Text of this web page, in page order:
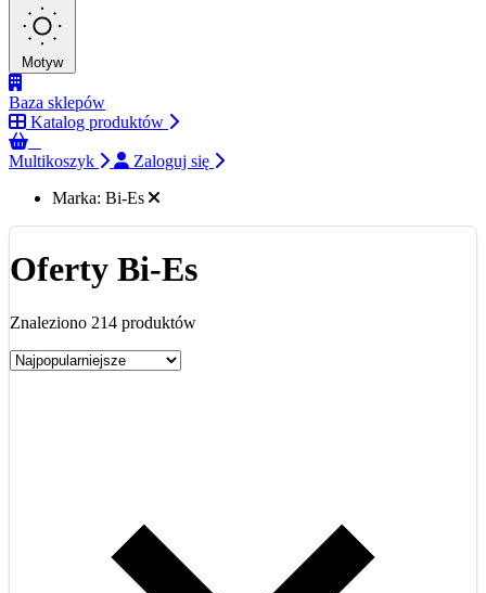
Motyw
Baza sklepów
Katalog produktów
Multikoszyk
Zaloguj się
Marka: Bi-Es
Oferty Bi-Es
Znaleziono 214 produktów